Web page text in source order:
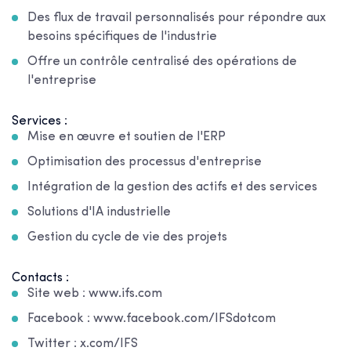
Des flux de travail personnalisés pour répondre aux
besoins spécifiques de l'industrie
Offre un contrôle centralisé des opérations de
l'entreprise
Services :
Mise en œuvre et soutien de l'ERP
Optimisation des processus d'entreprise
Intégration de la gestion des actifs et des services
Solutions d'IA industrielle
Gestion du cycle de vie des projets
Contacts :
Site web : www.ifs.com
Facebook : www.facebook.com/IFSdotcom
Twitter : x.com/IFS